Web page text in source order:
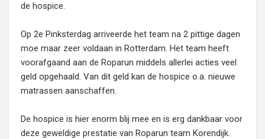
de hospice.
Op 2e Pinksterdag arriveerde het team na 2 pittige dagen
moe maar zeer voldaan in Rotterdam. Het team heeft
voorafgaand aan de Roparun middels allerlei acties veel
geld opgehaald. Van dit geld kan de hospice o.a. nieuwe
matrassen aanschaffen.
De hospice is hier enorm blij mee en is erg dankbaar voor
deze geweldige prestatie van Roparun team Korendijk.